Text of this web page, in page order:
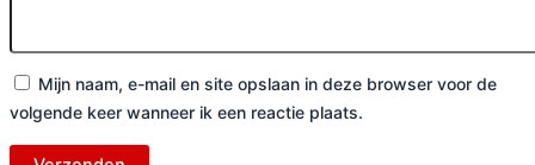
Mijn naam, e-mail en site opslaan in deze browser voor de
volgende keer wanneer ik een reactie plaats.